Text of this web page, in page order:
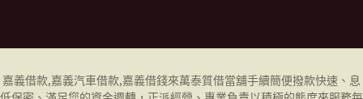
嘉義借款,嘉義汽車借款,嘉義借錢來萬泰質借當舖手續簡便撥款快速、息